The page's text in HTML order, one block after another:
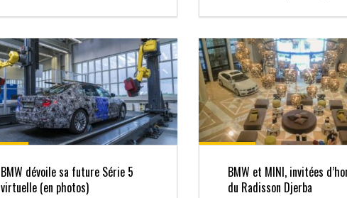
BMW dévoile sa future Série 5
virtuelle (en photos)
BMW et MINI, invitées
du Radisson Djerba